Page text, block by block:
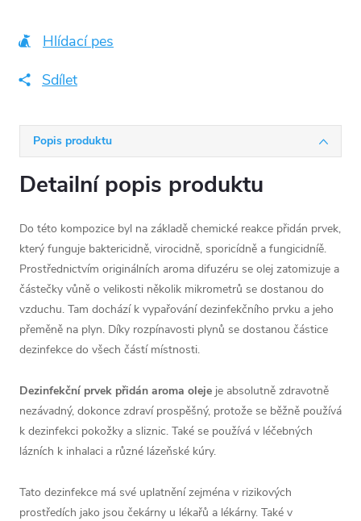
Hlídací pes
Sdílet
Popis produktu
Detailní popis produktu
Do této kompozice byl na základě chemické reakce přidán prvek,
který funguje baktericidně, virocidně, sporicídně a fungicidníě.
Prostřednictvím originálních aroma difuzéru se olej zatomizuje a
částečky vůně o velikosti několik mikrometrů se dostanou do
vzduchu. Tam dochází k vypařování dezinfekčního prvku a jeho
přeměně na plyn. Díky rozpínavosti plynů se dostanou částice
dezinfekce do všech částí místnosti.
Dezinfekční prvek přidán aroma oleje je absolutně zdravotně
nezávadný, dokonce zdraví prospěšný, protože se běžně používá
k dezinfekci pokožky a sliznic. Také se používá v léčebných
lázních k inhalaci a různé lázeňské kúry.
Tato dezinfekce má své uplatnění zejména v rizikových
prostředích jako jsou čekárny u lékařů a lékárny. Také v